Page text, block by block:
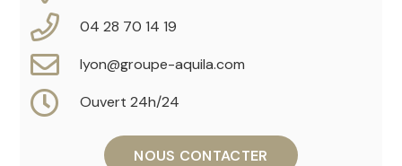
04 28 70 14 19
lyon@groupe-aquila.com
Ouvert 24h/24
NOUS CONTACTER